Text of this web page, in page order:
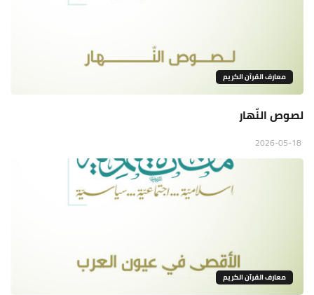
معارف القرآن الكريم
لصوص النّهار
معارف القرآن الكريم